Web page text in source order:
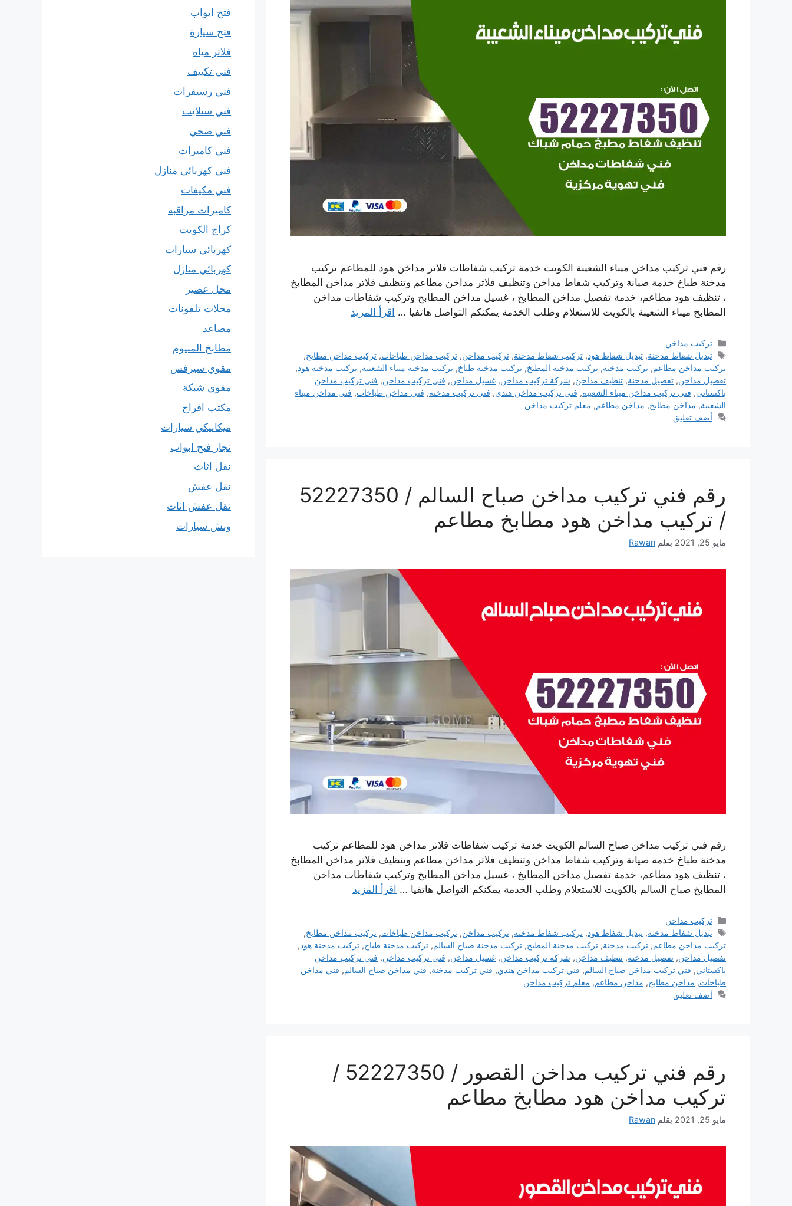
رقم فني تركيب مداخن ميناء الشعيبة الكويت خدمة تركيب شفاطات فلاتر مداخن هود للمطاعم تركيب
مدخنة طباخ خدمة صيانة وتركيب شفاط مداخن وتنظيف فلاتر مداخن مطاعم وتنظيف فلاتر مداخن المطابخ
، تنظيف هود مطاعم، خدمة تفصيل مداخن المطابخ ، غسيل مداخن المطابخ وتركيب شفاطات مداخن
المطابخ ميناء الشعيبة بالكويت للاستعلام وطلب الخدمة يمكنكم التواصل هاتفيا … اقرأ المزيد
التصنيفات
تركيب مداخن
الوسوم
تبديل شفاط مدخنة,تبديل شفاط هود,تركيب شفاط مدخنة,تركيب مداخن,تركيب مداخن طباخات,تركيب مداخن مطابخ,
تركيب مداخن مطاعم, تركيب مدخنة, تركيب مدخنة المطبخ, تركيب مدخنة طباخ, تركيب مدخنة ميناء الشعيبة, تركيب مدخنة هود,
تفصيل مداحن, تفصيل مدخنة, تنظيف مداخن, شركة تركيب مداخن, غسيل مداخن, فني تركيب مداخن, فني تركيب مداخن
باكستاني, فني تركيب مداخن ميناء الشعيبة, فني تركيب مداخن هندي, فني تركيب مدخنة, فني مداخن طباخات, فني مداخن ميناء
الشعيبة, مداخن مطابخ, مداخن مطاعم, معلم تركيب مداخن
أضف تعليق
رقم فني تركيب مداخن صباح السالم / 52227350
/ تركيب مداخن هود مطابخ مطاعم
مايو 25, 2021 بقلم Rawan
رقم فني تركيب مداخن صباح السالم الكويت خدمة تركيب شفاطات فلاتر مداخن هود للمطاعم تركيب
مدخنة طباخ خدمة صيانة وتركيب شفاط مداخن وتنظيف فلاتر مداخن مطاعم وتنظيف فلاتر مداخن المطابخ
، تنظيف هود مطاعم، خدمة تفصيل مداخن المطابخ ، غسيل مداخن المطابخ وتركيب شفاطات مداخن
المطابخ صباح السالم بالكويت للاستعلام وطلب الخدمة يمكنكم التواصل هاتفيا … اقرأ المزيد
التصنيفات
تركيب مداخن
الوسوم
تبديل شفاط مدخنة,تبديل شفاط هود,تركيب شفاط مدخنة,تركيب مداخن,تركيب مداخن طباخات,تركيب مداخن مطابخ,
تركيب مداخن مطاعم, تركيب مدخنة, تركيب مدخنة المطبخ, تركيب مدخنة صباح السالم, تركيب مدخنة طباخ, تركيب مدخنة هود,
تفصيل مداحن, تفصيل مدخنة, تنظيف مداخن, شركة تركيب مداخن, غسيل مداخن, فني تركيب مداخن, فني تركيب مداخن
باكستاني, فني تركيب مداخن صباح السالم, فني تركيب مداخن هندي, فني تركيب مدخنة, فني مداخن صباح السالم, فني مداخن
طباخات, مداخن مطابخ, مداخن مطاعم, معلم تركيب مداخن
أضف تعليق
رقم فني تركيب مداخن القصور / 52227350 /
تركيب مداخن هود مطابخ مطاعم
مايو 25, 2021 بقلم Rawan
فتح ابواب
فتح سيارة
فلاتر مياه
فني تكييف
فني رسيفرات
فني ستلايت
فني صحي
فني كاميرات
فني كهربائي منازل
فني مكيفات
كاميرات مراقبة
كراج الكويت
كهربائي سيارات
كهربائي منازل
محل عصير
محلات تلفونات
مصاعد
مطابخ المنيوم
مقوي سيرفس
مقوي شبكة
مكتب افراح
ميكانيكي سيارات
نجار فتح ابواب
نقل اثاث
نقل عفش
نقل عفش اثاث
ونش سيارات